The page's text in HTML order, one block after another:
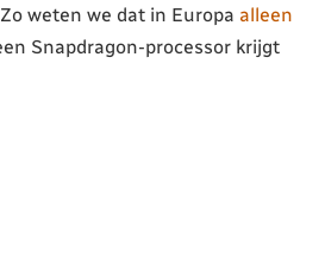
weten we dat in Europa alleen
Snapdragon-processor krijgt